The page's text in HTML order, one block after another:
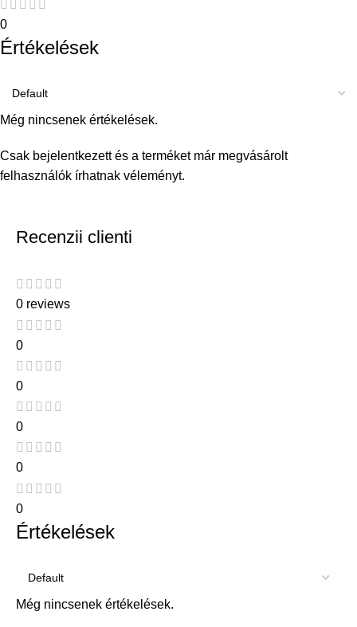
0
Értékelések
Még nincsenek értékelések.
Csak bejelentkezett és a terméket már megvásárolt
felhasználók írhatnak véleményt.
Recenzii clienti
0 reviews
0
0
0
0
0
Értékelések
Még nincsenek értékelések.